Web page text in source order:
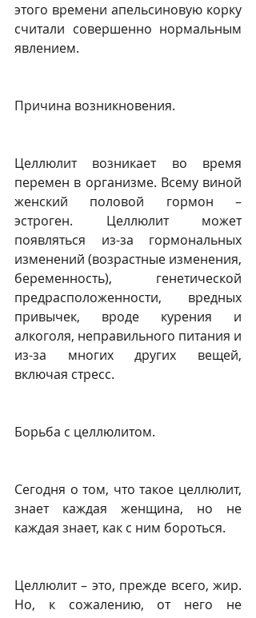
этого времени апельсиновую корку
считали совершенно нормальным
явлением.
Причина возникновения.
Целлюлит возникает во время
перемен в организме. Всему виной
женский половой гормон –
эстроген. Целлюлит может
появляться из-за гормональных
изменений (возрастные изменения,
беременность), генетической
предрасположенности, вредных
привычек, вроде курения и
алкоголя, неправильного питания и
из-за многих других вещей,
включая стресс.
Борьба с целлюлитом.
Сегодня о том, что такое целлюлит,
знает каждая женщина, но не
каждая знает, как с ним бороться.
Целлюлит – это, прежде всего, жир.
Но, к сожалению, от него не